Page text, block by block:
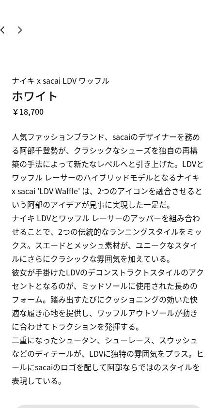
ナイキ x sacai LDV ワッフル
ホワイト
￥18,700
人気ファッションブランド、sacaiのデザイナーを務め
る阿部千登勢が、クラシックなシューズを独自の再構
築の手法によって新たなレベルへと引き上げた。LDVと
ワッフル レーサーのハイブリッドモデルとなるナイキ
x sacai 'LDV Waffle' は、2つのアイコンを融合させると
いう阿部のアイデアが見事に実現した一足だ。
ナイキ LDVとワッフル レーサーのアッパーを組み合わ
せることで、2つの伝統的なランニングスタイルをミッ
クス。スエードとメッシュ素材が、ユニークなスタイ
ルにさらにクラシックな雰囲気を加えている。
彼女が手掛けたLDVのデコンストラクトスタイルのアク
セントとなるのが、ミッドソールに使用された長めの
フォーム。踏み出すたびにクッショニングの効いた快
適な履き心地を提供し、ワッフルアウトソールが動き
に合わせてトラクションを発揮する。
二重になったシュータン、シューレース、スウッシュ
などのディテールが、LDVに独特の雰囲気をプラス。ヒ
ールにsacaiのロゴを配して阿部ならではのスタイルを
表現している。